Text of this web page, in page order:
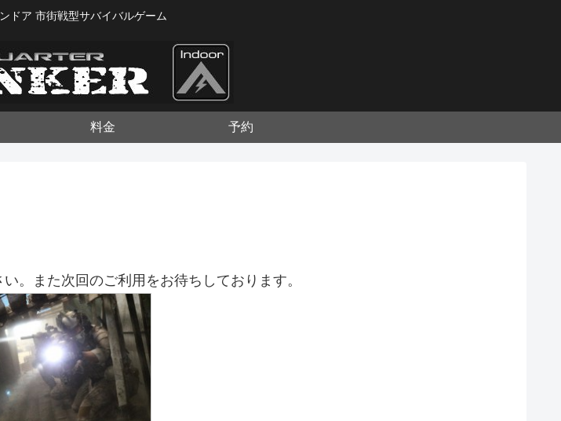
ドア 市街戦型サバイバルゲーム
料金 予約
。また次回のご利用をお待ちしております。